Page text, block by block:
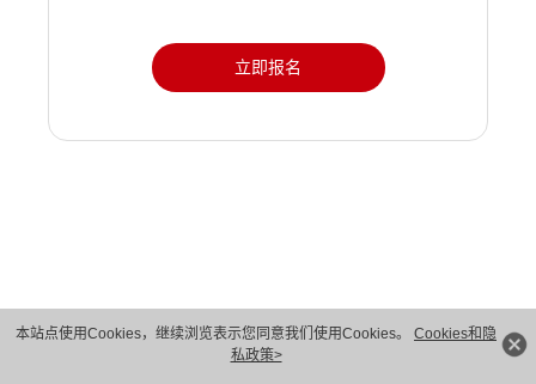
本站点使用Cookies，继续浏览表示您同意我们使用Cookies。 Cookies和隐
私政策>
立即报名
版权所有 © 华为技术有限公司 1998-2026。 保留一切权利。粤A2-20044005号
隐私保护
法律声明